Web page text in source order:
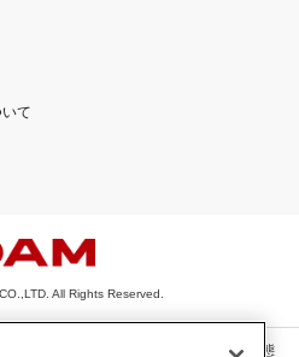
て
All Rights Reserved.
・画像・写真・動画・音声等を、手段や形態